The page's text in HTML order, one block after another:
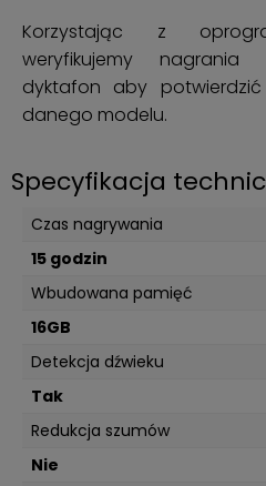
Korzystając z
weryfikujemy nagrania
dyktafon aby
danego modelu.
Specyfikacja
Czas nagrywania
15 godzin
Wbudowana pamięć
16GB
Detekcja dźwieku
Tak
Redukcja szumów
Nie